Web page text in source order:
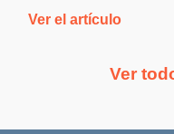
Ver el artículo
Ver